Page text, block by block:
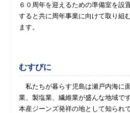
６０周年を迎えるための準備室を設
すると共に周年事業に向けて取り組
ます。
むすびに
私たちが暮らす児島は瀬戸内海に
業、製塩業、繊維業が盛んな地域で
本産ジーンズ発祥の地として知られ